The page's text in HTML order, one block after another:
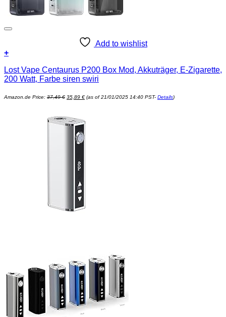
Add to wishlist
+
Lost Vape Centaurus P200 Box Mod, Akkuträger, E-Zigarette,
200 Watt, Farbe siren swiri
Amazon.de Price: 37,49€
Ursprünglicher
Preis
35,89 €
Aktueller
Preis
(as of 21/01/2025 14:40 PST- Details)